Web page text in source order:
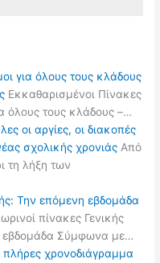
για όλους τους κλάδους
Εκκαθαρισμένοι Πίνακες
όλους τους κλάδους –…
οι αργίες, οι διακοπές
σχολικής χρονιάς Από
τη λήξη των
Την επόμενη εβδομάδα
πίνακες Γενικής
εβδομάδα Σύμφωνα με…
πλήρες χρονοδιάγραμμα